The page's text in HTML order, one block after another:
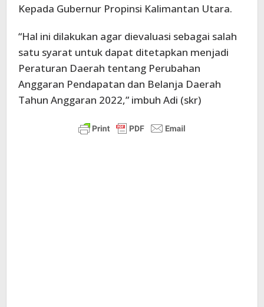
Kepada Gubernur Propinsi Kalimantan Utara.
“Hal ini dilakukan agar dievaluasi sebagai salah
satu syarat untuk dapat ditetapkan menjadi
Peraturan Daerah tentang Perubahan
Anggaran Pendapatan dan Belanja Daerah
Tahun Anggaran 2022,” imbuh Adi (skr)